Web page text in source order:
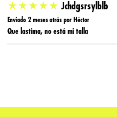
Título
★★★★★ Jchdgsrsylblb
Enviado 2 meses atrás por Héctor
Que lastima, no está mi talla